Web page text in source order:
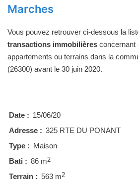
Marches
Vous pouvez retrouver ci-dessous la
transactions immobilières concernant
appartements ou terrains dans la
(26300) avant le 30 juin 2020.
Date : 15/06/20
Adresse : 325 RTE DU PONANT
Type : Maison
Bati : 86 m2
Terrain : 563 m2